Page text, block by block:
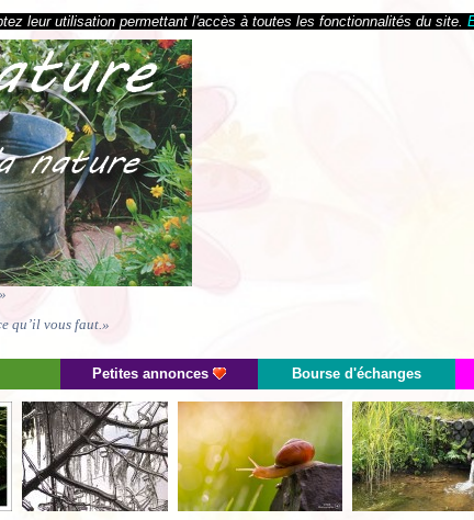
leur utilisation permettant l'accès à toutes les fonctionnalités du site.
qu’il vous faut.»
Petites annonces Bourse d'échanges